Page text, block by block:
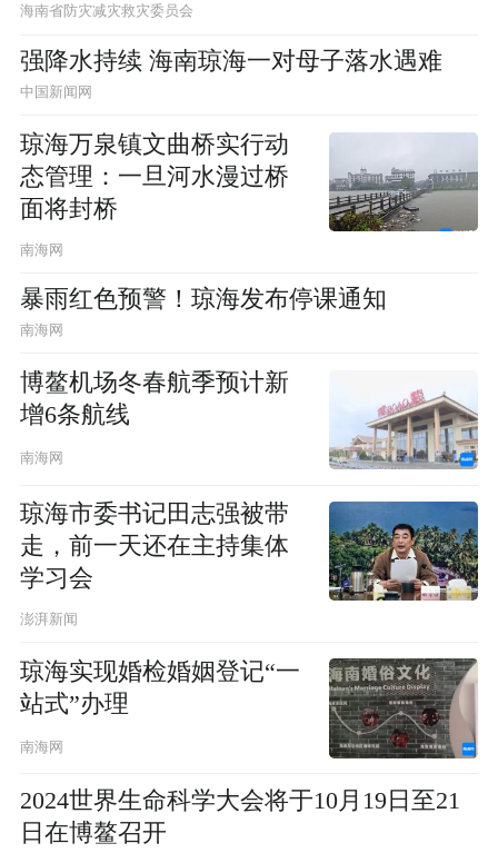
海南省防灾减灾救灾委员会
强降水持续 海南琼海一对母子落水遇难
中国新闻网
琼海万泉镇文曲桥实行动
态管理：一旦河水漫过桥
面将封桥
南海网
暴雨红色预警！琼海发布停课通知
南海网
博鳌机场冬春航季预计新
增6条航线
南海网
琼海市委书记田志强被带
走，前一天还在主持集体
学习会
澎湃新闻
琼海实现婚检婚姻登记“一
站式”办理
南海网
2024世界生命科学大会将于10月19日至21
日在博鳌召开